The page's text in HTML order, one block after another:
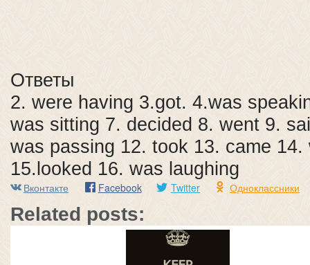
Ответы
2. were having 3.got. 4.was
was sitting 7. decided 8. went 9.
was passing 12. took 13. came 14.
15.looked 16. was laughing
Вконтакте Facebook Twitter Одноклассники
Related posts: